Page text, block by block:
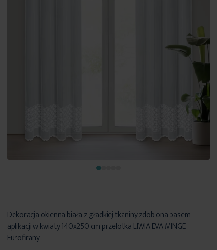
Dekoracja okienna biała z gładkiej tkaniny zdobiona pasem
aplikacji w kwiaty 140x250 cm przelotka LIWIA EVA MINGE
Eurofirany